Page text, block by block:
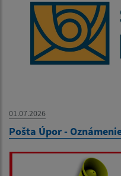
01.07.2026
Pošta Úpor -